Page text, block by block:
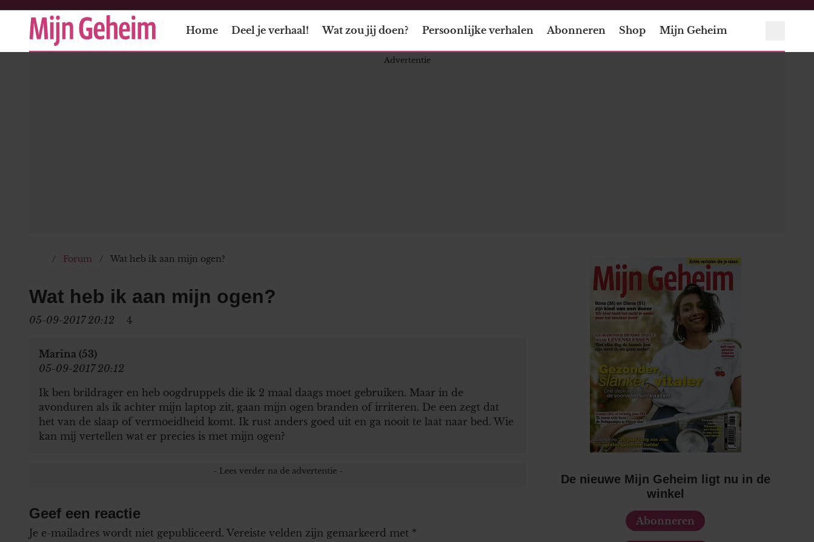
Home Deel je verhaal! Wat zou jij doen? Persoonlijke verhalen Abonneren Shop Mijn Geheim
Forum Wat heb ik aan mijn ogen?
Wat heb ik aan mijn ogen?
05-09-2017 20:12 4
Marina (53)
05-09-2017 20:12
Ik ben brildrager en heb oogdruppels die ik 2 maal daags moet gebruiken. Maar in de
avonduren als ik achter mijn laptop zit, gaan mijn ogen branden of irriteren. De een zegt dat
het van de slaap of vermoeidheid komt. Ik rust anders goed uit en ga nooit te laat naar bed. Wie
kan mij vertellen wat er precies is met mijn ogen?
Geef een reactie
Je e-mailadres wordt niet gepubliceerd. Vereiste velden zijn gemarkeerd met *
De nieuwe Mijn Geheim ligt nu in de
winkel
Abonneren